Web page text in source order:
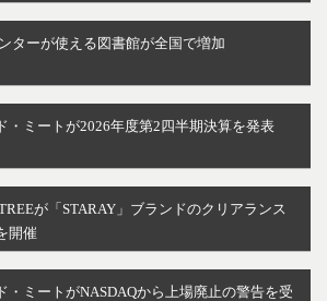
ターが使える図書館が全国で増加
・ミートが2026年度第2四半期決算を発表
が「STARAY」ブランドのクリアランス
開催
・ミートがNASDAQから上場廃止の警告を受